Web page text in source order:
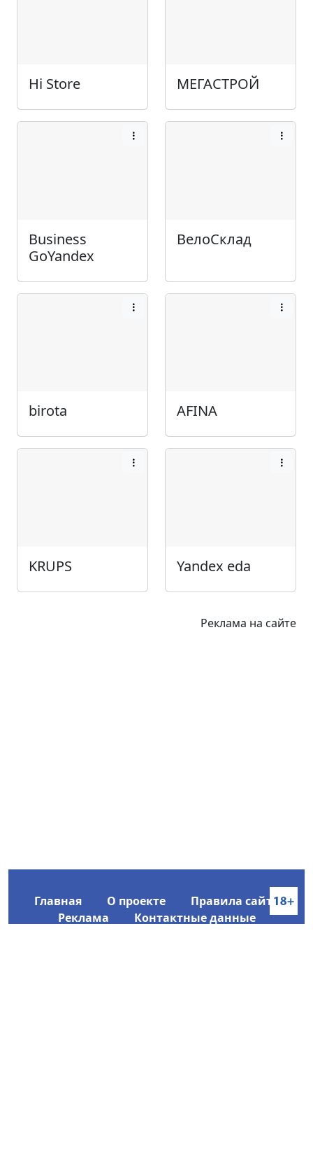
Hi Store МЕГАСТРОЙ
Business
GoYandex
ВелоСклад
birota AFINA
KRUPS Yandex eda
Реклама на сайте
Главная О проекте
Правила сайта
Реклама
Контактные данные